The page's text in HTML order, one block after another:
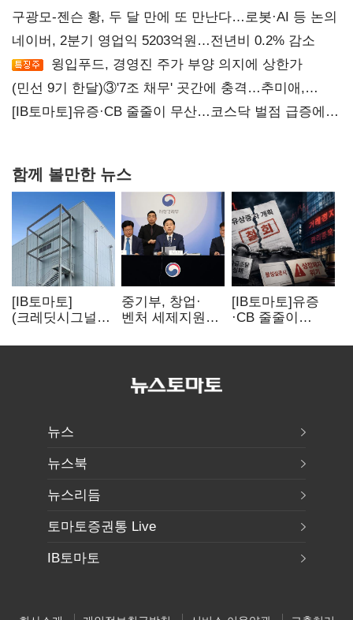
구광모-젠슨 황, 두 달 만에 또 만난다…로봇·AI 등 논의
네이버, 2분기 영업익 5203억원…전년비 0.2% 감소
윙입푸드, 경영진 주가 부양 의지에 상한가
(민선 9기 한달)③'7조 채무' 곳간에 충격…추미애,
20년만에 '비상재정' 선언 승부수
[IB토마토]유증·CB 줄줄이 무산…코스닥 벌점 급증에
함께 볼만한 뉴스
[IB토마토]
(크레딧시그널)
수혜에도
중기부, 창업·
벤처 세제지원
사업승계
[IB토마토]유증
·CB 줄줄이
벌점 급증에 상폐
뉴스
뉴스북
뉴스리듬
토마토증권통 Live
IB토마토